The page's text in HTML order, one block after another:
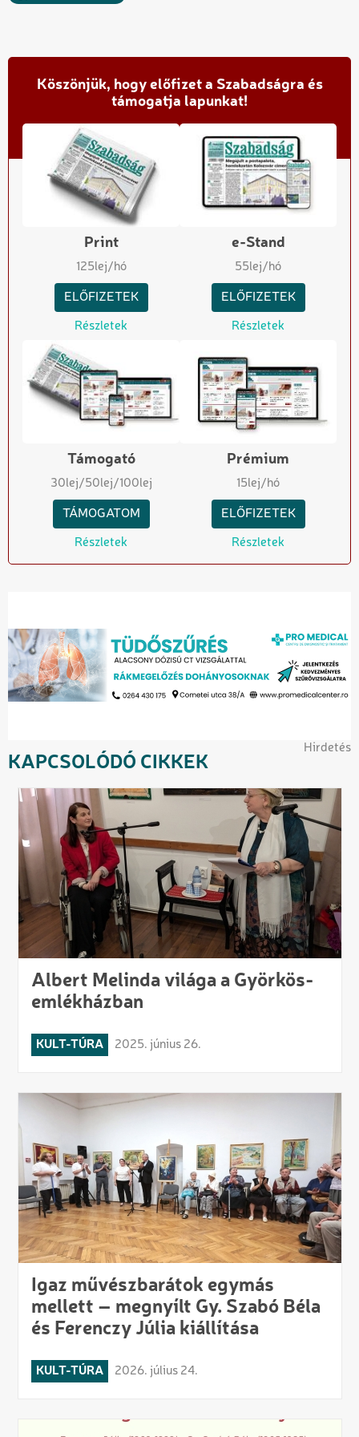
Köszönjük, hogy előfizet a Szabadságra és
támogatja lapunkat!
Print
125lej/hó
ELŐFIZETEK
Részletek
e-Stand
55lej/hó
ELŐFIZETEK
Részletek
Támogató
30lej/50lej/100lej
TÁMOGATOM
Részletek
Prémium
15lej/hó
ELŐFIZETEK
Részletek
Hirdetés
KAPCSOLÓDÓ CIKKEK
Albert Melinda világa a Györkös-
emlékházban
KULT-TÚRA 2025. június 26.
Igaz művészbarátok egymás
mellett – megnyílt Gy. Szabó Béla
és Ferenczy Júlia kiállítása
KULT-TÚRA 2026. július 24.